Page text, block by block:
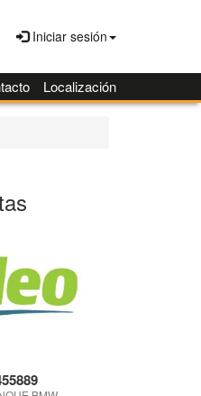
Iniciar sesión
Localización